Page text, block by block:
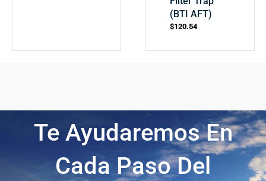
(BTI AFT)
$120.54
Te Ayudaremos En
Cada Paso Del